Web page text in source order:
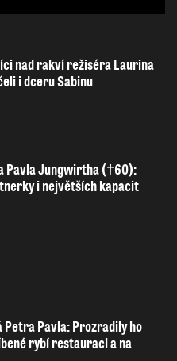
nad rakví režiséra Laurina
i dceru Sabinu
Pavla Jungwirtha (†60):
i největších kapacit
Petra Pavla: Prozradily ho
rybí restauraci a na